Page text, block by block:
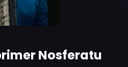
Nosferatu